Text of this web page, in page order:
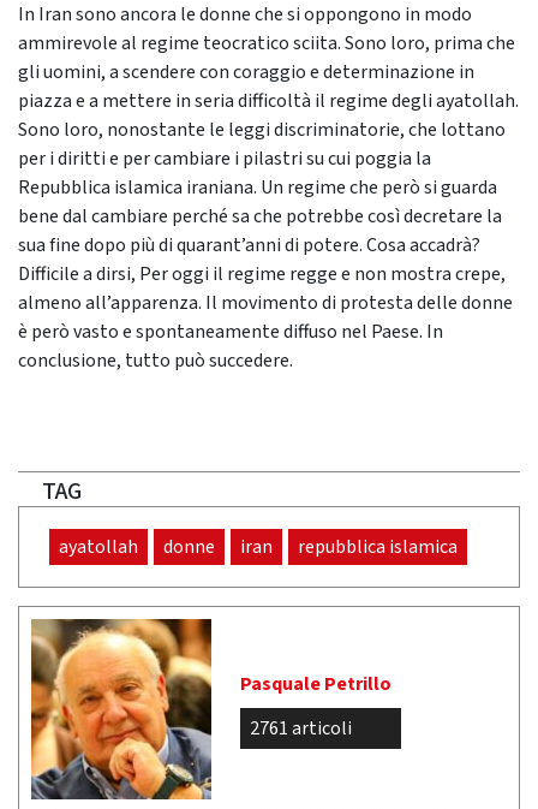
In Iran sono ancora le donne che si oppongono in modo
ammirevole al regime teocratico sciita. Sono loro, prima che
gli uomini, a scendere con coraggio e determinazione in
piazza e a mettere in seria difficoltà il regime degli ayatollah.
Sono loro, nonostante le leggi discriminatorie, che lottano
per i diritti e per cambiare i pilastri su cui poggia la
Repubblica islamica iraniana. Un regime che però si guarda
bene dal cambiare perché sa che potrebbe così decretare la
sua fine dopo più di quarant’anni di potere. Cosa accadrà?
Difficile a dirsi, Per oggi il regime regge e non mostra crepe,
almeno all’apparenza. Il movimento di protesta delle donne
è però vasto e spontaneamente diffuso nel Paese. In
conclusione, tutto può succedere.
TAG
ayatollah donne iran repubblica islamica
Pasquale Petrillo
2761 articoli